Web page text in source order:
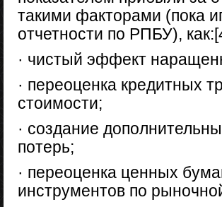
такими факторами (пока
отчетности по РПБУ),
· чистый эффект
· переоценка кредитных
стоимости;
· создание
потерь;
· переоценка ценных
инструментов по